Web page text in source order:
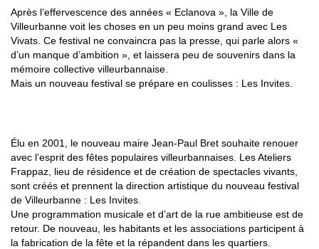
Après l’effervescence des années « Eclanova », la Ville de
Villeurbanne voit les choses en un peu moins grand avec Les
Vivats. Ce festival ne convaincra pas la presse, qui parle alors «
d’un manque d’ambition », et laissera peu de souvenirs dans la
mémoire collective villeurbannaise.
Mais un nouveau festival se prépare en coulisses : Les Invites.
Élu en 2001, le nouveau maire Jean-Paul Bret souhaite renouer
avec l’esprit des fêtes populaires villeurbannaises. Les Ateliers
Frappaz, lieu de résidence et de création de spectacles vivants,
sont créés et prennent la direction artistique du nouveau festival
de Villeurbanne : Les Invites.
Une programmation musicale et d’art de la rue ambitieuse est de
retour. De nouveau, les habitants et les associations participent à
la fabrication de la fête et la répandent dans les quartiers.